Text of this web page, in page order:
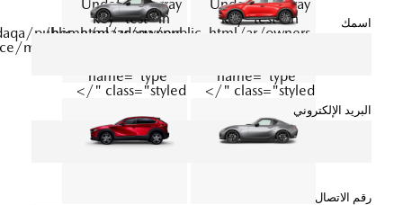
Undefined array
key "test" in
/home/mazdaqa/public_html/ar/owners-
name="type"
class="styled "/>
Undefined array
key "test" in
public_html/ar/owners-
maintenance/default.php
name="type"
class="styled "/>
اسمك
البريد الإلكتروني
رقم الاتصال